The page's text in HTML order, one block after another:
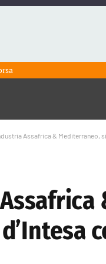
Assafrica & Mediterraneo,